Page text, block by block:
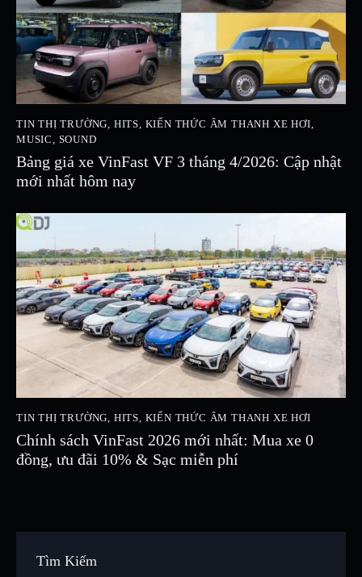
TIN THỊ TRƯỜNG HITS KIẾN THỨC ÂM THANH XE HƠI
MUSIC
SOUND
Bảng giá xe VinFast VF 3 tháng 4/2026: Cập nhật
mới nhất hôm nay
TIN THỊ TRƯỜNG HITS KIẾN THỨC ÂM THANH XE HƠI
Chính sách VinFast 2026 mới nhất: Mua xe 0
đồng, ưu đãi 10% & Sạc miễn phí
Tìm Kiếm